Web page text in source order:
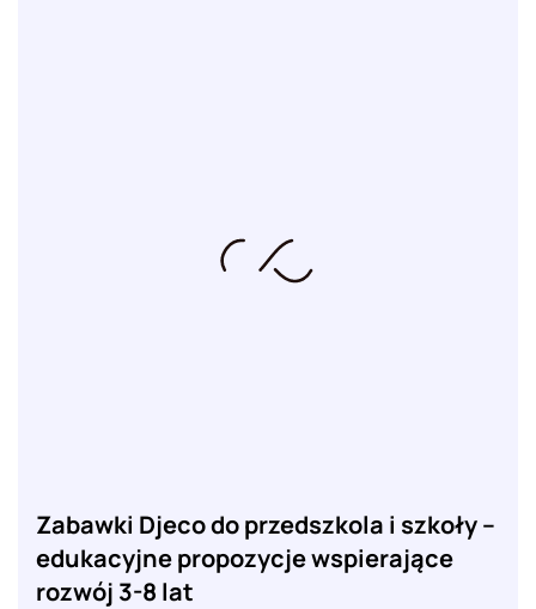
Zabawki Djeco do przedszkola i szkoły –
edukacyjne propozycje wspierające
rozwój 3-8 lat